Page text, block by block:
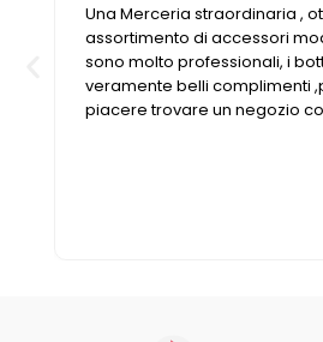
Una Merceria straordinaria ,
assortimento di accessori
sono molto professionali, i
veramente belli complimenti
piacere trovare un negozio